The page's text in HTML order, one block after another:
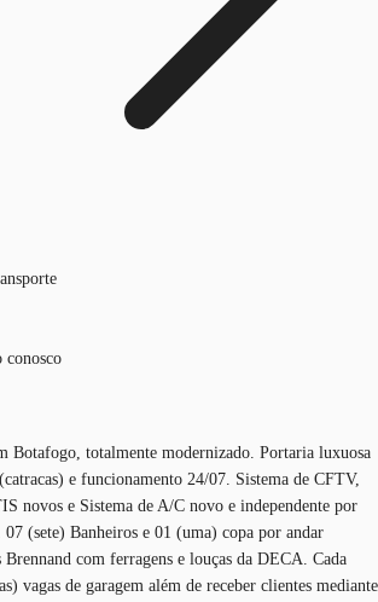
conosco
Botafogo, totalmente modernizado. Portaria luxuosa
e funcionamento 24/07. Sistema de CFTV,
novos e Sistema de A/C novo e independente por
(sete) Banheiros e 01 (uma) copa por andar
Brennand com ferragens e louças da DECA. Cada
vagas de garagem além de receber clientes mediante